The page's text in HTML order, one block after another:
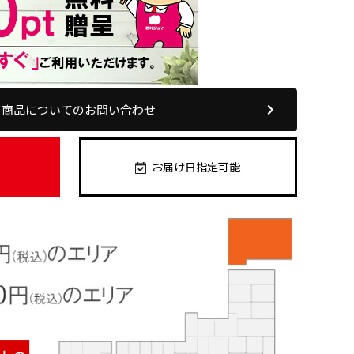
商品についてのお問い合わせ
お届け日指定可能